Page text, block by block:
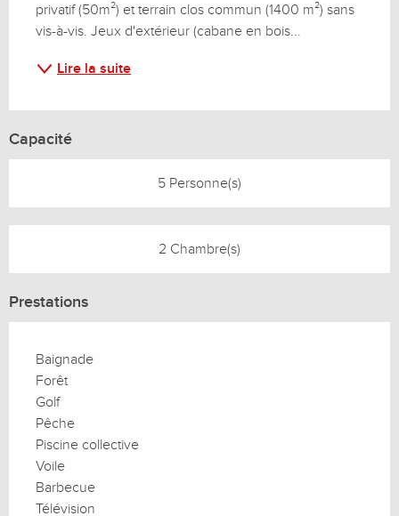
privatif (50m²) et terrain clos commun (1400 m²) sans
vis-à-vis. Jeux d'extérieur (cabane en bois...
Lire la suite
Capacité
5 Personne(s)
2 Chambre(s)
Prestations
Baignade
Forêt
Golf
Pêche
Piscine collective
Voile
Barbecue
Télévision